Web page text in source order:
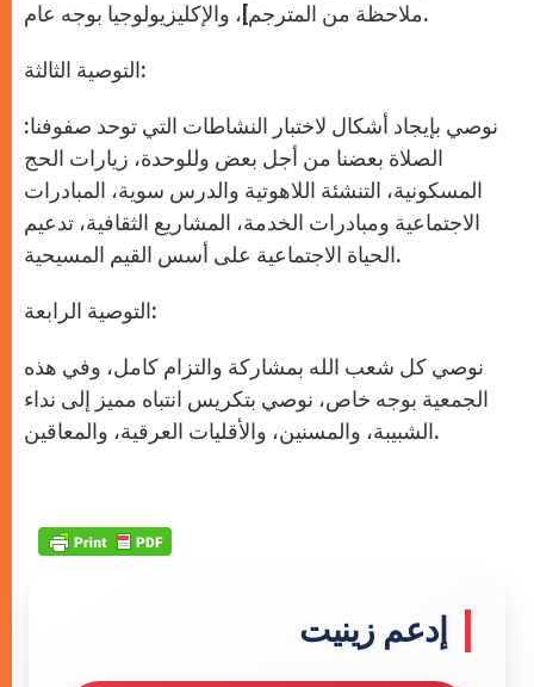
ملاحظة من المترجم]، والإكليزيولوجيا بوجه عام.
التوصية الثالثة:
نوصي بإيجاد أشكال لاختبار النشاطات التي توحد صفوفنا:
الصلاة بعضنا من أجل بعض وللوحدة، زيارات الحج
المسكونية، التنشئة اللاهوتية والدرس سوية، المبادرات
الاجتماعية ومبادرات الخدمة، المشاريع الثقافية، تدعيم
الحياة الاجتماعية على أسس القيم المسيحية.
التوصية الرابعة:
نوصي كل شعب الله بمشاركة والتزام كامل، وفي هذه
الجمعية بوجه خاص، نوصي بتكريس انتباه مميز إلى نداء
الشبيبة، والمسنين، والأقليات العرقية، والمعاقين.
إدعم زينيت